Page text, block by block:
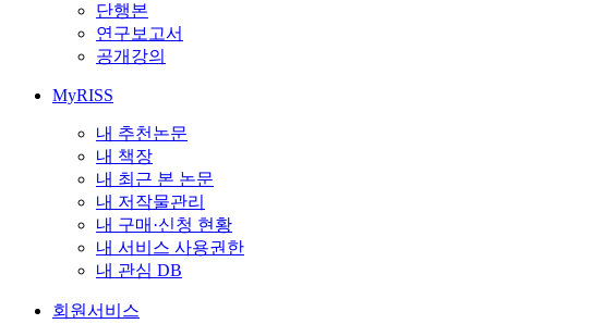
단행본
연구보고서
공개강의
MyRISS
내 추천논문
내 책장
내 최근 본 논문
내 저작물관리
내 구매·신청 현황
내 서비스 사용권한
내 관심 DB
회원서비스